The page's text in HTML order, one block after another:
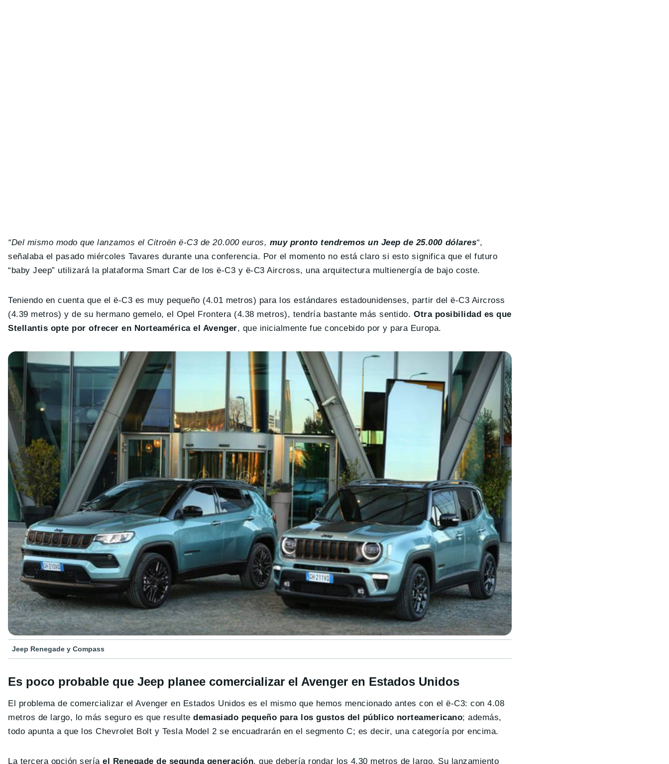
“Del mismo modo que lanzamos el Citroën ë-C3 de 20.000 euros, muy pronto tendremos un Jeep de 25.000 dólares“,
señalaba el pasado miércoles Tavares durante una conferencia. Por el momento no está claro si esto significa que el futuro
“baby Jeep” utilizará la plataforma Smart Car de los ë-C3 y ë-C3 Aircross, una arquitectura multienergía de bajo coste.
Teniendo en cuenta que el ë-C3 es muy pequeño (4.01 metros) para los estándares estadounidenses, partir del ë-C3 Aircross
(4.39 metros) y de su hermano gemelo, el Opel Frontera (4.38 metros), tendría bastante más sentido.Otra posibilidad es que
Stellantis opte por ofrecer en Norteamérica el Avenger, que inicialmente fue concebido por y para Europa.
Jeep Renegade y Compass
Es poco probable que Jeep planee comercializar el Avenger en Estados Unidos
El problema de comercializar el Avenger en Estados Unidos es el mismo que hemos mencionado antes con el ë-C3: con 4.08
metros de largo, lo más seguro es que resultedemasiado pequeño para los gustos del público norteamericano; además,
todo apunta a que los Chevrolet Bolt y Tesla Model 2 se encuadrarán en el segmento C; es decir, una categoría por encima.
La tercera opción seríael Renegade de segunda generación, que debería rondar los 4.30 metros de largo. Su lanzamiento